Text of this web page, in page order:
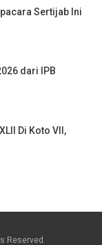
Sertijab Ini
dari IPB
Di Koto VII,
Reserved.